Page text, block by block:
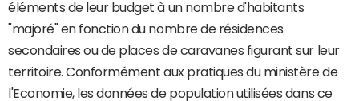
éléments de leur budget à un nombre d'habitants
"majoré" en fonction du nombre de résidences
secondaires ou de places de caravanes figurant sur leur
territoire. Conformément aux pratiques du ministère de
l'Economie, les données de population utilisées dans ce